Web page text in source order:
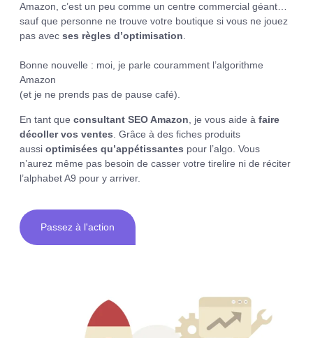
Amazon, c’est un peu comme un centre commercial géant…
sauf que personne ne trouve votre boutique si vous ne jouez
pas avec ses règles d’optimisation.
Bonne nouvelle : moi, je parle couramment l’algorithme
Amazon
(et je ne prends pas de pause café).
En tant que consultant SEO Amazon , je vous aide à faire
décoller vos ventes . Grâce à des fiches produits
aussi optimisées qu’appétissantes pour l’algo. Vous
n’aurez même pas besoin de casser votre tirelire ni de réciter
l’alphabet A9 pour y arriver.
Passez à l'action